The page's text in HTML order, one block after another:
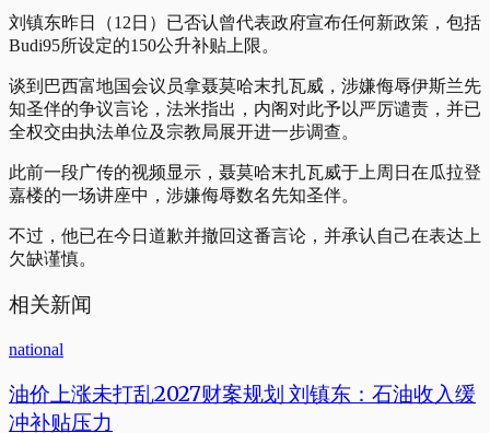
刘镇东昨日（12日）已否认曾代表政府宣布任何新政策，包括
Budi95所设定的150公升补贴上限。
谈到巴西富地国会议员拿聂莫哈末扎瓦威，涉嫌侮辱伊斯兰先
知圣伴的争议言论，法米指出，内阁对此予以严厉谴责，并已
全权交由执法单位及宗教局展开进一步调查。
此前一段广传的视频显示，聂莫哈末扎瓦威于上周日在瓜拉登
嘉楼的一场讲座中，涉嫌侮辱数名先知圣伴。
不过，他已在今日道歉并撤回这番言论，并承认自己在表达上
欠缺谨慎。
相关新闻
national
油价上涨未打乱2027财案规划 刘镇东：石油收入缓
冲补贴压力